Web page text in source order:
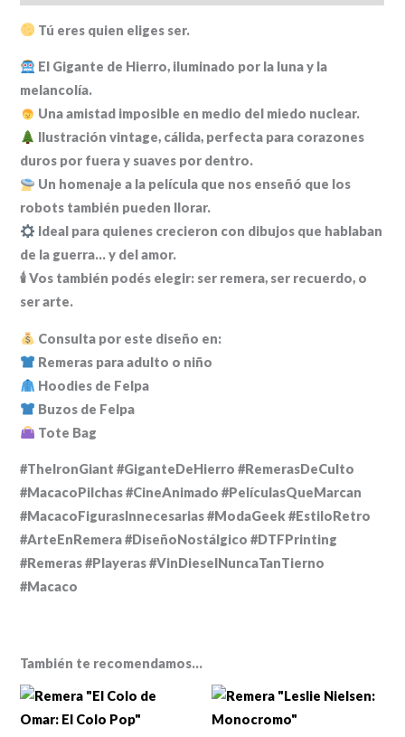
Tú eres quien eliges ser.
El Gigante de Hierro, iluminado por la luna y la
melancolía.
Una amistad imposible en medio del miedo nuclear.
Ilustración vintage, cálida, perfecta para corazones
duros por fuera y suaves por dentro.
Un homenaje a la película que nos enseñó que los
robots también pueden llorar.
Ideal para quienes crecieron con dibujos que hablaban
de la guerra… y del amor.
🕯 Vos también podés elegir: ser remera, ser recuerdo, o
ser arte.
Consulta por este diseño en:
Remeras para adulto o niño
Hoodies de Felpa
Buzos de Felpa
Tote Bag
#TheIronGiant #GiganteDeHierro #RemerasDeCulto
#MacacoPilchas #CineAnimado #PelículasQueMarcan
#MacacoFigurasInnecesarias #ModaGeek #EstiloRetro
#ArteEnRemera #DiseñoNostálgico #DTFPrinting
#Remeras #Playeras #VinDieselNuncaTanTierno
#Macaco
También te recomendamos…